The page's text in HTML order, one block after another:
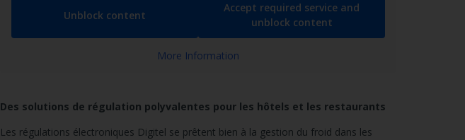
Unblock content
Accept required service and
unblock content
More Information
Des solutions de régulation polyvalentes pour les hôtels et les restaurants
Les régulations électroniques Digitel se prêtent bien à la gestion du froid dans les